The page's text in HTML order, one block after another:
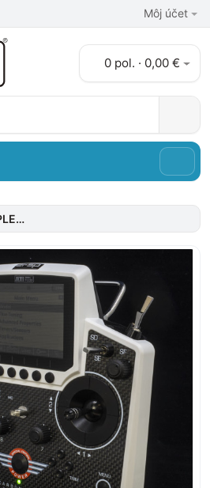
Môj účet
0 pol. · 0,00 €
Vysielač JETI DUPLEX DS-12 Carbon – biely (Special Edition 2024)